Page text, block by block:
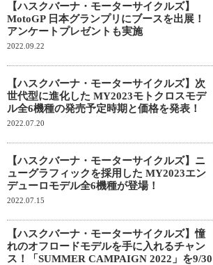
【ハスクバーナ・モーターサイクルズ】
MotoGP 日本グランプリにブースを出展！
アンケートプレゼントも実施
2022.09.22
【ハスクバーナ・モーターサイクルズ】次
世代型に進化した MY2023モトクロスモデ
ル全6機種の発売予定時期と価格を発表！
2022.07.20
【ハスクバーナ・モーターサイクルズ】ニ
ューグラフィックを採用した MY2023エン
デューロモデル全6機種が登場！
2022.07.15
【ハスクバーナ・モーターサイクルズ】憧
れのオフロードモデルを手に入れるチャン
ス！「SUMMER CAMPAIGN 2022」を9/30